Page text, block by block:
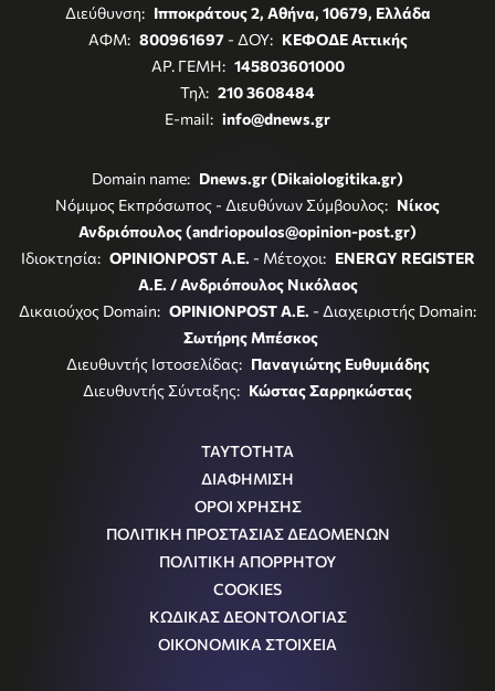
Διεύθυνση: Ιπποκράτους 2, Αθήνα, 10679, Ελλάδα
ΑΦΜ: 800961697- ΔΟΥ: ΚΕΦΟΔΕ Αττικής
ΑΡ. ΓΕΜΗ: 145803601000
Τηλ: 210 3608484
E-mail: info@dnews.gr
Domain name: Dnews.gr (Dikaiologitika.gr)
Νόμιμος Εκπρόσωπος - Διευθύνων Σύμβουλος: Νίκος
Ανδριόπουλος (andriopoulos@opinion-post.gr)
Ιδιοκτησία: OPINIONPOST A.E. - Μέτοχοι: ENERGY REGISTER
Α.Ε. / Ανδριόπουλος Νικόλαος
Δικαιούχος Domain: OPINIONPOST A.E. - Διαχειριστής Domain:
Σωτήρης Μπέσκος
Διευθυντής Ιστοσελίδας: Παναγιώτης Ευθυμιάδης
Διευθυντής Σύνταξης: Κώστας Σαρρηκώστας
ΤΑΥΤΟΤΗΤΑ
ΔΙΑΦΗΜΙΣΗ
ΟΡΟΙ ΧΡΗΣΗΣ
ΠΟΛΙΤΙΚΗ ΠΡΟΣΤΑΣΙΑΣ ΔΕΔΟΜΕΝΩΝ
ΠΟΛΙΤΙΚΗ ΑΠΟΡΡΗΤΟΥ
COOKIES
ΚΩΔΙΚΑΣ ΔΕΟΝΤΟΛΟΓΙΑΣ
ΟΙΚΟΝΟΜΙΚΑ ΣΤΟΙΧΕΙΑ